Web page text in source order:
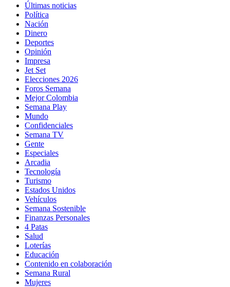
Últimas noticias
Política
Nación
Dinero
Deportes
Opinión
Impresa
Jet Set
Elecciones 2026
Foros Semana
Mejor Colombia
Semana Play
Mundo
Confidenciales
Semana TV
Gente
Especiales
Arcadia
Tecnología
Turismo
Estados Unidos
Vehículos
Semana Sostenible
Finanzas Personales
4 Patas
Salud
Loterías
Educación
Contenido en colaboración
Semana Rural
Mujeres